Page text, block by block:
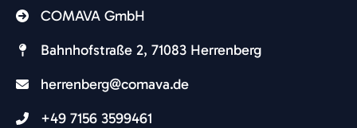
COMAVA GmbH
Bahnhofstraße 2, 71083 Herrenberg
herrenberg@comava.de​
+49 7156 3599461